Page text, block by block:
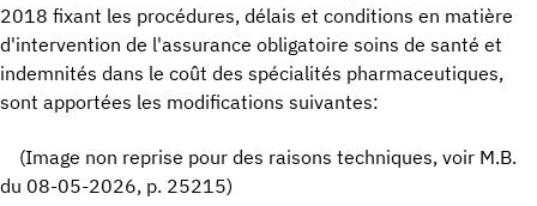
2018 fixant les procédures, délais et conditions en matière
d'intervention de l'assurance obligatoire soins de santé et
indemnités dans le coût des spécialités pharmaceutiques,
sont apportées les modifications suivantes:
(Image non reprise pour des raisons techniques, voir M.B.
du 08-05-2026, p. 25215)